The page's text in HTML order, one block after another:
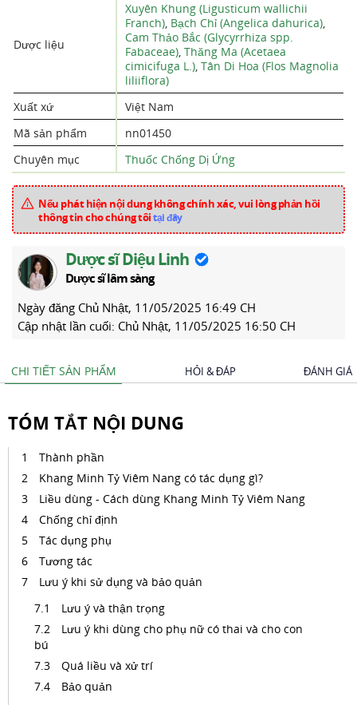
Dược liệu
Xuyên Khung (Ligusticum wallichii
Franch), Bạch Chỉ (Angelica dahurica),
Cam Thảo Bắc (Glycyrrhiza spp.
Fabaceae), Thăng Ma (Acetaea
cimicifuga L.), Tân Di Hoa (Flos Magnolia
liliiflora)
Xuất xứ
Việt Nam
Mã sản phẩm
nn01450
Chuyên mục
Thuốc Chống Dị Ứng
Nếu phát hiện nội dung không chính xác, vui lòng phản hồi
thông tin cho chúng tôitại đây
Dược sĩ Diệu Linh
Dược sĩ lâm sàng
Ngày đăng Chủ Nhật, 11/05/2025 16:49 CH
Cập nhật lần cuối: Chủ Nhật, 11/05/2025 16:50 CH
CHI TIẾT SẢN PHẨM HỎI & ĐÁP ĐÁNH GIÁ
TÓM TẮT NỘI DUNG
Thành phần
Khang Minh Tỷ Viêm Nang có tác dụng gì?
Liều dùng - Cách dùng Khang Minh Tỷ Viêm Nang
Chống chỉ định
Tác dụng phụ
Tương tác
Lưu ý khi sử dụng và bảo quản
Lưu ý và thận trọng
Lưu ý khi dùng cho phụ nữ có thai và cho con
bú
Quá liều và xử trí
Bảo quản